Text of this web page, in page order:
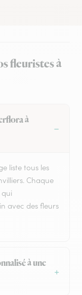
fleuristes à
à
liste tous les
Chaque
avec des fleurs
à une